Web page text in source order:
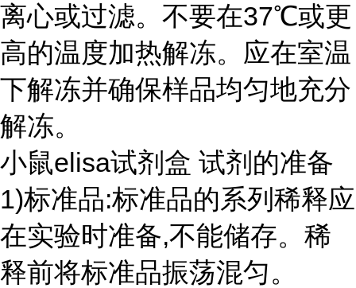
离心或过滤。不要在37℃或更
高的温度加热解冻。应在室温
下解冻并确保样品均匀地充分
解冻。
小鼠elisa试剂盒 试剂的准备
1)标准品:标准品的系列稀释应
在实验时准备,不能储存。稀
释前将标准品振荡混匀。